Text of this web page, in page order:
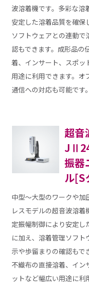
波溶着機です。多彩な溶
安定した溶着品質を確保
ソフトウェアとの連動
認もできます。成形品の
着、インサート、スポッ
用途に利用できます。オ
通信への対応も可能です。
超音
振器
ル[S
中型～大型のワークや
レスモデルの超音波溶
定振幅制御により安定
に加え、溶着管理ソフ
示や歩留まりの確認もで
不織布の直接溶着、イン
ットなど幅広い用途に